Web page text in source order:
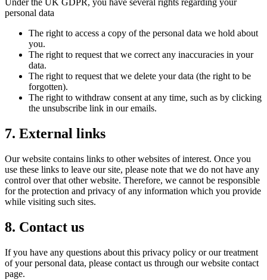
Under the UK GDPR, you have several rights regarding your
personal data​​​​‌ ‍ ​‍​‍‌‍ ‌ ​‍‌‍‍‌‌‍‌ ‌‍‍‌‌‍ ‍​‍​‍​ ‍‍​‍​‍‌ ​ ‌‍​‌‌‍ ‍‌‍‍‌‌ ‌​‌ ‍‌​‍ ‍‌‍‍‌‌‍ ​‍​‍​‍ ​​‍​‍‌‍‍​‌ ​‍‌‍‌‌‌‍‌‍​‍​‍​ ‍‍​‍​‍‌‍‍​‌ ‌​‌ ‌​‌ ​​​ ‍‍​‍ ​‍ ‌‍ ​‌‍ ‌‍​ ‌‍​‌‌‍ ​‌‍‍​‌‍ ‌ ​ ‌ ‌​​ ‍‍​ ​ ​ ​ ​ ​ ​ ​ ​‍ ‌‍‍‌‌‍ ‍‌ ‌​‌‍‌‌‌‍ ‍‌ ‌​​‍ ‌‍‌‌‌‍‌​‌‍‍‌‌ ‌​​‍ ‌‍ ‌‌‍ ‌‍‌​‌‍‌‌​ ‌‌ ​​‌ ​‍‌‍‌‌‌ ​ ‌‍‌‌‌‍ ‍‌ ‌​‌‍​‌‌ ‌​‌‍‍‌‌‍ ‌‍ ‍​ ‍ ‌‍‍‌‌‍‌​​ ‌​ ​‌‌‍‌​​ ​‌​ ​​‌‍​ ‌‍‌​​ ‍​​ ‌‍​‍ ‌‌‍​‌​ ‌‍​ ​ ​ ​‌​‍ ‌​ ‌​‌‍‌‍‌‍​‍​ ​‌​‍ ‌‌‍​‌​ ‌​‌‍‌‌‌‍‌​​‍ ‌​ ​‌​ ‌ ‌‍​‌​ ​‍‌‍​‌​ ​​​ ‌ ‌‍‌‍‌‍​‌​ ‌​​ ​​‌‍​‍​ ‍ ‌ ‌​‌ ‍‌‌ ​​‌‍‌‌​ ‌‌‍ ​‌‍‌‌‌‍‌ ‌‍​‌‌‍ ​‌‌​​‌‍​‌‌‍‌ ‌‍‌‌​ ‍ ‌ ​​‌‍​‌‌ ‌​‌‍‍​​ ‌‌‍​ ‌‍ ‌‍ ‍‌ ‌​‌‍‌‌‌‍ ‍‌ ‌​​‍‌‌​ ‌‌‌​​‍‌‌ ‌‍‍ ‌‍‌‌‌ ‍‌​‍‌‌​ ​ ‌​‌​​‍‌‌​ ​ ‌​‌​​‍‌‌​ ​‍​ ​‍​ ‌‍‌‍‌​​ ‍​​ ​‍​ ​​​ ‌‌​ ‍‌​ ‍​​ ​ ‌‍​‍‌‍‌‌​ ‌‍​‍‌‌​ ​‍​ ​‍​‍‌‌​ ‌‌‌​‌​​‍ ‍‌‍​ ‌‍‍​‌‍‍‌‌‍ ​‌‍‌​‌ ​‍‌‍‌‌‌‍ ‍​‍‌‌​ ‌‌‌​​‍‌‌ ‌‍‍ ‌‍‌‌‌ ‍‌​‍‌‌​ ​ ‌​‌​​‍‌‌​ ​ ‌​‌​​‍‌‌​ ​‍​ ​‍‌‍​‌‌‍​ ​ ‌ ​ ‍​​ ​‌​ ​‍​ ​‌​ ‍​‌‍‌​​ ‌ ​ ​​​ ​‍​‍‌‌​ ​‍​ ​‍​‍‌‌​ ‌‌‌​‌​​‍ ‍‌ ‌​‌‍‌‌‌ ‍​‌ ‌​​ ‌‍​‍‌‍​‌‌ ​ ‌‍‌‌‌‌‌‌‌ ​‍‌‍ ​​ ‌‌‍‍​‌ ‌​‌ ‌​‌ ​​​‍‌‌​ ​ ‌​​‌​‍‌‌​ ​‍‌​‌‍​‍‌‌​ ​‍‌​‌‍‌‍ ​‌‍ ‌‍​ ‌‍​‌‌‍ ​‌‍‍​‌‍ ‌ ​ ‌ ‌​​‍‌‌​ ​ ‌​​‌​ ​ ​ ​ ​ ​ ​ ​ ​‍‌‍‌‍‍‌‌‍‌​​ ‌​ ​‌‌‍‌​​ ​‌​ ​​‌‍​ ‌‍‌​​ ‍​​ ‌‍​‍ ‌‌‍​‌​ ‌‍​ ​ ​ ​‌​‍ ‌​ ‌​‌‍‌‍‌‍​‍​ ​‌​‍ ‌‌‍​‌​ ‌​‌‍‌‌‌‍‌​​‍ ‌​ ​‌​ ‌ ‌‍​‌​ ​‍‌‍​‌​ ​​​ ‌ ‌‍‌‍‌‍​‌​ ‌​​ ​​‌‍​‍​‍‌‍‌ ‌​‌ ‍‌‌ ​​‌‍‌‌​ ‌‌‍ ​‌‍‌‌‌‍‌ ‌‍​‌‌‍ ​‌‌​​‌‍​‌‌‍‌ ‌‍‌‌​‍‌‍‌ ​​‌‍​‌‌ ‌​‌‍‍​​ ‌‌‍​ ‌‍ ‌‍ ‍‌ ‌​‌‍‌‌‌‍ ‍‌ ‌​​‍‌‌​ ‌‌‌​​‍‌‌ ‌‍‍ ‌‍‌‌‌ ‍‌​‍‌‌​ ​ ‌​‌​​‍‌‌​ ​ ‌​‌​​‍‌‌​ ​‍​ ​‍​ ‌‍‌‍‌​​ ‍​​ ​‍​ ​​​ ‌‌​ ‍‌​ ‍​​ ​ ‌‍​‍‌‍‌‌​ ‌‍​‍‌‌​ ​‍​ ​‍​‍‌‌​ ‌‌‌​‌​​‍ ‍‌‍​ ‌‍‍​‌‍‍‌‌‍ ​‌‍‌​‌ ​‍‌‍‌‌‌‍ ‍​‍‌‌​ ‌‌‌​​‍‌‌ ‌‍‍ ‌‍‌‌‌ ‍‌​‍‌‌​ ​ ‌​‌​​‍‌‌​ ​ ‌​‌​​‍‌‌​ ​‍​ ​‍‌‍​‌‌‍​ ​ ‌ ​ ‍​​ ​‌​ ​‍​ ​‌​ ‍​‌‍‌​​ ‌ ​ ​​​ ​‍​‍‌‌​ ​‍​ ​‍​‍‌‌​ ‌‌‌​‌​​‍ ‍‌ ‌​‌‍‌‌‌ ‍​‌ ‌​​‍‌‍‌ ​​‌‍‌‌‌ ​‍‌ ​ ‌ ​​‌‍‌‌‌‍​ ‌ ‌​‌‍‍‌‌ ‌‍‌‍‌‌​ ‌‌ ​​‌ ‌‌‌‍​‍‌‍ ​‌‍‍‌‌ ​ ‌‍‍​‌‍‌‌‌‍‌​​‍​‍‌ ‌
The right to access a copy of the personal data we hold about
you.​​​​‌ ‍ ​‍​‍‌‍ ‌ ​‍‌‍‍‌‌‍‌ ‌‍‍‌‌‍ ‍​‍​‍​ ‍‍​‍​‍‌ ​ ‌‍​‌‌‍ ‍‌‍‍‌‌ ‌​‌ ‍‌​‍ ‍‌‍‍‌‌‍ ​‍​‍​‍ ​​‍​‍‌‍‍​‌ ​‍‌‍‌‌‌‍‌‍​‍​‍​ ‍‍​‍​‍‌‍‍​‌ ‌​‌ ‌​‌ ​​​ ‍‍​‍ ​‍ ‌‍ ​‌‍ ‌‍​ ‌‍​‌‌‍ ​‌‍‍​‌‍ ‌ ​ ‌ ‌​​ ‍‍​ ​ ​ ​ ​ ​ ​ ​ ​‍ ‌‍‍‌‌‍ ‍‌ ‌​‌‍‌‌‌‍ ‍‌ ‌​​‍ ‌‍‌‌‌‍‌​‌‍‍‌‌ ‌​​‍ ‌‍ ‌‌‍ ‌‍‌​‌‍‌‌​ ‌‌ ​​‌ ​‍‌‍‌‌‌ ​ ‌‍‌‌‌‍ ‍‌ ‌​‌‍​‌‌ ‌​‌‍‍‌‌‍ ‌‍ ‍​ ‍ ‌‍‍‌‌‍‌​​ ‌​ ​‌‌‍‌​​ ​‌​ ​​‌‍​ ‌‍‌​​ ‍​​ ‌‍​‍ ‌‌‍​‌​ ‌‍​ ​ ​ ​‌​‍ ‌​ ‌​‌‍‌‍‌‍​‍​ ​‌​‍ ‌‌‍​‌​ ‌​‌‍‌‌‌‍‌​​‍ ‌​ ​‌​ ‌ ‌‍​‌​ ​‍‌‍​‌​ ​​​ ‌ ‌‍‌‍‌‍​‌​ ‌​​ ​​‌‍​‍​ ‍ ‌ ‌​‌ ‍‌‌ ​​‌‍‌‌​ ‌‌‍ ​‌‍‌‌‌‍‌ ‌‍​‌‌‍ ​‌‌​​‌‍​‌‌‍‌ ‌‍‌‌​ ‍ ‌ ​​‌‍​‌‌ ‌​‌‍‍​​ ‌‌‍​ ‌‍ ‌‍ ‍‌ ‌​‌‍‌‌‌‍ ‍‌ ‌​​‍‌‌​ ‌‌‌​​‍‌‌ ‌‍‍ ‌‍‌‌‌ ‍‌​‍‌‌​ ​ ‌​‌​​‍‌‌​ ​ ‌​‌​​‍‌‌​ ​‍​ ​‍​ ​​‌‍‌​‌‍​‍‌‍​‌​ ‍‌‌‍​‌‌‍‌‍​ ​‌​ ​ ​ ‌​​ ​ ​ ‍‌​‍‌‌​ ​‍​ ​‍​‍‌‌​ ‌‌‌​‌​​‍ ‍‌‍​ ‌‍‍​‌‍‍‌‌‍ ​‌‍‌​‌ ​‍‌‍‌‌‌‍ ‍​‍‌‌​ ‌‌‌​​‍‌‌ ‌‍‍ ‌‍‌‌‌ ‍‌​‍‌‌​ ​ ‌​‌​​‍‌‌​ ​ ‌​‌​​‍‌‌​ ​‍​ ​‍‌‍​‌​ ‌​‌‍‌‍‌‍​‌​ ‍‌​ ‌‍​ ​​​ ​​‌‍‌‌​ ‌‌‌‍‌‍​ ‍‌​‍‌‌​ ​‍​ ​‍​‍‌‌​ ‌‌‌​‌​​‍ ‍‌ ‌​‌‍‌‌‌ ‍​‌ ‌​​ ‌‍​‍‌‍​‌‌ ​ ‌‍‌‌‌‌‌‌‌ ​‍‌‍ ​​ ‌‌‍‍​‌ ‌​‌ ‌​‌ ​​​‍‌‌​ ​ ‌​​‌​‍‌‌​ ​‍‌​‌‍​‍‌‌​ ​‍‌​‌‍‌‍ ​‌‍ ‌‍​ ‌‍​‌‌‍ ​‌‍‍​‌‍ ‌ ​ ‌ ‌​​‍‌‌​ ​ ‌​​‌​ ​ ​ ​ ​ ​ ​ ​ ​‍‌‍‌‍‍‌‌‍‌​​ ‌​ ​‌‌‍‌​​ ​‌​ ​​‌‍​ ‌‍‌​​ ‍​​ ‌‍​‍ ‌‌‍​‌​ ‌‍​ ​ ​ ​‌​‍ ‌​ ‌​‌‍‌‍‌‍​‍​ ​‌​‍ ‌‌‍​‌​ ‌​‌‍‌‌‌‍‌​​‍ ‌​ ​‌​ ‌ ‌‍​‌​ ​‍‌‍​‌​ ​​​ ‌ ‌‍‌‍‌‍​‌​ ‌​​ ​​‌‍​‍​‍‌‍‌ ‌​‌ ‍‌‌ ​​‌‍‌‌​ ‌‌‍ ​‌‍‌‌‌‍‌ ‌‍​‌‌‍ ​‌‌​​‌‍​‌‌‍‌ ‌‍‌‌​‍‌‍‌ ​​‌‍​‌‌ ‌​‌‍‍​​ ‌‌‍​ ‌‍ ‌‍ ‍‌ ‌​‌‍‌‌‌‍ ‍‌ ‌​​‍‌‌​ ‌‌‌​​‍‌‌ ‌‍‍ ‌‍‌‌‌ ‍‌​‍‌‌​ ​ ‌​‌​​‍‌‌​ ​ ‌​‌​​‍‌‌​ ​‍​ ​‍​ ​​‌‍‌​‌‍​‍‌‍​‌​ ‍‌‌‍​‌‌‍‌‍​ ​‌​ ​ ​ ‌​​ ​ ​ ‍‌​‍‌‌​ ​‍​ ​‍​‍‌‌​ ‌‌‌​‌​​‍ ‍‌‍​ ‌‍‍​‌‍‍‌‌‍ ​‌‍‌​‌ ​‍‌‍‌‌‌‍ ‍​‍‌‌​ ‌‌‌​​‍‌‌ ‌‍‍ ‌‍‌‌‌ ‍‌​‍‌‌​ ​ ‌​‌​​‍‌‌​ ​ ‌​‌​​‍‌‌​ ​‍​ ​‍‌‍​‌​ ‌​‌‍‌‍‌‍​‌​ ‍‌​ ‌‍​ ​​​ ​​‌‍‌‌​ ‌‌‌‍‌‍​ ‍‌​‍‌‌​ ​‍​ ​‍​‍‌‌​ ‌‌‌​‌​​‍ ‍‌ ‌​‌‍‌‌‌ ‍​‌ ‌​​‍‌‍‌ ​​‌‍‌‌‌ ​‍‌ ​ ‌ ​​‌‍‌‌‌‍​ ‌ ‌​‌‍‍‌‌ ‌‍‌‍‌‌​ ‌‌ ​​‌ ‌‌‌‍​‍‌‍ ​‌‍‍‌‌ ​ ‌‍‍​‌‍‌‌‌‍‌​​‍​‍‌ ‌
The right to request that we correct any inaccuracies in your
data.​​​​‌ ‍ ​‍​‍‌‍ ‌ ​‍‌‍‍‌‌‍‌ ‌‍‍‌‌‍ ‍​‍​‍​ ‍‍​‍​‍‌ ​ ‌‍​‌‌‍ ‍‌‍‍‌‌ ‌​‌ ‍‌​‍ ‍‌‍‍‌‌‍ ​‍​‍​‍ ​​‍​‍‌‍‍​‌ ​‍‌‍‌‌‌‍‌‍​‍​‍​ ‍‍​‍​‍‌‍‍​‌ ‌​‌ ‌​‌ ​​​ ‍‍​‍ ​‍ ‌‍ ​‌‍ ‌‍​ ‌‍​‌‌‍ ​‌‍‍​‌‍ ‌ ​ ‌ ‌​​ ‍‍​ ​ ​ ​ ​ ​ ​ ​ ​‍ ‌‍‍‌‌‍ ‍‌ ‌​‌‍‌‌‌‍ ‍‌ ‌​​‍ ‌‍‌‌‌‍‌​‌‍‍‌‌ ‌​​‍ ‌‍ ‌‌‍ ‌‍‌​‌‍‌‌​ ‌‌ ​​‌ ​‍‌‍‌‌‌ ​ ‌‍‌‌‌‍ ‍‌ ‌​‌‍​‌‌ ‌​‌‍‍‌‌‍ ‌‍ ‍​ ‍ ‌‍‍‌‌‍‌​​ ‌​ ​‌‌‍‌​​ ​‌​ ​​‌‍​ ‌‍‌​​ ‍​​ ‌‍​‍ ‌‌‍​‌​ ‌‍​ ​ ​ ​‌​‍ ‌​ ‌​‌‍‌‍‌‍​‍​ ​‌​‍ ‌‌‍​‌​ ‌​‌‍‌‌‌‍‌​​‍ ‌​ ​‌​ ‌ ‌‍​‌​ ​‍‌‍​‌​ ​​​ ‌ ‌‍‌‍‌‍​‌​ ‌​​ ​​‌‍​‍​ ‍ ‌ ‌​‌ ‍‌‌ ​​‌‍‌‌​ ‌‌‍ ​‌‍‌‌‌‍‌ ‌‍​‌‌‍ ​‌‌​​‌‍​‌‌‍‌ ‌‍‌‌​ ‍ ‌ ​​‌‍​‌‌ ‌​‌‍‍​​ ‌‌‍​ ‌‍ ‌‍ ‍‌ ‌​‌‍‌‌‌‍ ‍‌ ‌​​‍‌‌​ ‌‌‌​​‍‌‌ ‌‍‍ ‌‍‌‌‌ ‍‌​‍‌‌​ ​ ‌​‌​​‍‌‌​ ​ ‌​‌​​‍‌‌​ ​‍​ ​‍​ ​‌​ ‍​​ ​‍​ ​‍​ ​‌‌‍‌​‌‍​ ​ ‌‍​ ‍‌‌‍​‍​ ​ ​ ‌ ​‍‌‌​ ​‍​ ​‍​‍‌‌​ ‌‌‌​‌​​‍ ‍‌‍​ ‌‍‍​‌‍‍‌‌‍ ​‌‍‌​‌ ​‍‌‍‌‌‌‍ ‍​‍‌‌​ ‌‌‌​​‍‌‌ ‌‍‍ ‌‍‌‌‌ ‍‌​‍‌‌​ ​ ‌​‌​​‍‌‌​ ​ ‌​‌​​‍‌‌​ ​‍​ ​‍‌‍‌‌‌‍‌‌‌‍‌‌​ ​‍​ ‍‌​ ​ ​ ​​​ ‌​​ ‍‌‌‍​ ​ ​ ​ ​‍​‍‌‌​ ​‍​ ​‍​‍‌‌​ ‌‌‌​‌​​‍ ‍‌ ‌​‌‍‌‌‌ ‍​‌ ‌​​ ‌‍​‍‌‍​‌‌ ​ ‌‍‌‌‌‌‌‌‌ ​‍‌‍ ​​ ‌‌‍‍​‌ ‌​‌ ‌​‌ ​​​‍‌‌​ ​ ‌​​‌​‍‌‌​ ​‍‌​‌‍​‍‌‌​ ​‍‌​‌‍‌‍ ​‌‍ ‌‍​ ‌‍​‌‌‍ ​‌‍‍​‌‍ ‌ ​ ‌ ‌​​‍‌‌​ ​ ‌​​‌​ ​ ​ ​ ​ ​ ​ ​ ​‍‌‍‌‍‍‌‌‍‌​​ ‌​ ​‌‌‍‌​​ ​‌​ ​​‌‍​ ‌‍‌​​ ‍​​ ‌‍​‍ ‌‌‍​‌​ ‌‍​ ​ ​ ​‌​‍ ‌​ ‌​‌‍‌‍‌‍​‍​ ​‌​‍ ‌‌‍​‌​ ‌​‌‍‌‌‌‍‌​​‍ ‌​ ​‌​ ‌ ‌‍​‌​ ​‍‌‍​‌​ ​​​ ‌ ‌‍‌‍‌‍​‌​ ‌​​ ​​‌‍​‍​‍‌‍‌ ‌​‌ ‍‌‌ ​​‌‍‌‌​ ‌‌‍ ​‌‍‌‌‌‍‌ ‌‍​‌‌‍ ​‌‌​​‌‍​‌‌‍‌ ‌‍‌‌​‍‌‍‌ ​​‌‍​‌‌ ‌​‌‍‍​​ ‌‌‍​ ‌‍ ‌‍ ‍‌ ‌​‌‍‌‌‌‍ ‍‌ ‌​​‍‌‌​ ‌‌‌​​‍‌‌ ‌‍‍ ‌‍‌‌‌ ‍‌​‍‌‌​ ​ ‌​‌​​‍‌‌​ ​ ‌​‌​​‍‌‌​ ​‍​ ​‍​ ​‌​ ‍​​ ​‍​ ​‍​ ​‌‌‍‌​‌‍​ ​ ‌‍​ ‍‌‌‍​‍​ ​ ​ ‌ ​‍‌‌​ ​‍​ ​‍​‍‌‌​ ‌‌‌​‌​​‍ ‍‌‍​ ‌‍‍​‌‍‍‌‌‍ ​‌‍‌​‌ ​‍‌‍‌‌‌‍ ‍​‍‌‌​ ‌‌‌​​‍‌‌ ‌‍‍ ‌‍‌‌‌ ‍‌​‍‌‌​ ​ ‌​‌​​‍‌‌​ ​ ‌​‌​​‍‌‌​ ​‍​ ​‍‌‍‌‌‌‍‌‌‌‍‌‌​ ​‍​ ‍‌​ ​ ​ ​​​ ‌​​ ‍‌‌‍​ ​ ​ ​ ​‍​‍‌‌​ ​‍​ ​‍​‍‌‌​ ‌‌‌​‌​​‍ ‍‌ ‌​‌‍‌‌‌ ‍​‌ ‌​​‍‌‍‌ ​​‌‍‌‌‌ ​‍‌ ​ ‌ ​​‌‍‌‌‌‍​ ‌ ‌​‌‍‍‌‌ ‌‍‌‍‌‌​ ‌‌ ​​‌ ‌‌‌‍​‍‌‍ ​‌‍‍‌‌ ​ ‌‍‍​‌‍‌‌‌‍‌​​‍​‍‌ ‌
The right to request that we delete your data (the right to be
forgotten).​​​​‌ ‍ ​‍​‍‌‍ ‌ ​‍‌‍‍‌‌‍‌ ‌‍‍‌‌‍ ‍​‍​‍​ ‍‍​‍​‍‌ ​ ‌‍​‌‌‍ ‍‌‍‍‌‌ ‌​‌ ‍‌​‍ ‍‌‍‍‌‌‍ ​‍​‍​‍ ​​‍​‍‌‍‍​‌ ​‍‌‍‌‌‌‍‌‍​‍​‍​ ‍‍​‍​‍‌‍‍​‌ ‌​‌ ‌​‌ ​​​ ‍‍​‍ ​‍ ‌‍ ​‌‍ ‌‍​ ‌‍​‌‌‍ ​‌‍‍​‌‍ ‌ ​ ‌ ‌​​ ‍‍​ ​ ​ ​ ​ ​ ​ ​ ​‍ ‌‍‍‌‌‍ ‍‌ ‌​‌‍‌‌‌‍ ‍‌ ‌​​‍ ‌‍‌‌‌‍‌​‌‍‍‌‌ ‌​​‍ ‌‍ ‌‌‍ ‌‍‌​‌‍‌‌​ ‌‌ ​​‌ ​‍‌‍‌‌‌ ​ ‌‍‌‌‌‍ ‍‌ ‌​‌‍​‌‌ ‌​‌‍‍‌‌‍ ‌‍ ‍​ ‍ ‌‍‍‌‌‍‌​​ ‌​ ​‌‌‍‌​​ ​‌​ ​​‌‍​ ‌‍‌​​ ‍​​ ‌‍​‍ ‌‌‍​‌​ ‌‍​ ​ ​ ​‌​‍ ‌​ ‌​‌‍‌‍‌‍​‍​ ​‌​‍ ‌‌‍​‌​ ‌​‌‍‌‌‌‍‌​​‍ ‌​ ​‌​ ‌ ‌‍​‌​ ​‍‌‍​‌​ ​​​ ‌ ‌‍‌‍‌‍​‌​ ‌​​ ​​‌‍​‍​ ‍ ‌ ‌​‌ ‍‌‌ ​​‌‍‌‌​ ‌‌‍ ​‌‍‌‌‌‍‌ ‌‍​‌‌‍ ​‌‌​​‌‍​‌‌‍‌ ‌‍‌‌​ ‍ ‌ ​​‌‍​‌‌ ‌​‌‍‍​​ ‌‌‍​ ‌‍ ‌‍ ‍‌ ‌​‌‍‌‌‌‍ ‍‌ ‌​​‍‌‌​ ‌‌‌​​‍‌‌ ‌‍‍ ‌‍‌‌‌ ‍‌​‍‌‌​ ​ ‌​‌​​‍‌‌​ ​ ‌​‌​​‍‌‌​ ​‍​ ​‍​ ​​​ ​‌​ ‌‌‌‍‌‌​ ‍‌‌‍‌‍​ ​ ​ ‌‌​ ‌‍‌‍‌‍‌‍‌‍‌‍‌​​‍‌‌​ ​‍​ ​‍​‍‌‌​ ‌‌‌​‌​​‍ ‍‌‍​ ‌‍‍​‌‍‍‌‌‍ ​‌‍‌​‌ ​‍‌‍‌‌‌‍ ‍​‍‌‌​ ‌‌‌​​‍‌‌ ‌‍‍ ‌‍‌‌‌ ‍‌​‍‌‌​ ​ ‌​‌​​‍‌‌​ ​ ‌​‌​​‍‌‌​ ​‍​ ​‍​ ‌‌​ ‌‌‌‍​ ​ ​​​ ‍‌​ ​​​ ‍​‌‍‌‌‌‍‌‌‌‍‌​​ ‍​‌‍‌​​‍‌‌​ ​‍​ ​‍​‍‌‌​ ‌‌‌​‌​​‍ ‍‌ ‌​‌‍‌‌‌ ‍​‌ ‌​​ ‌‍​‍‌‍​‌‌ ​ ‌‍‌‌‌‌‌‌‌ ​‍‌‍ ​​ ‌‌‍‍​‌ ‌​‌ ‌​‌ ​​​‍‌‌​ ​ ‌​​‌​‍‌‌​ ​‍‌​‌‍​‍‌‌​ ​‍‌​‌‍‌‍ ​‌‍ ‌‍​ ‌‍​‌‌‍ ​‌‍‍​‌‍ ‌ ​ ‌ ‌​​‍‌‌​ ​ ‌​​‌​ ​ ​ ​ ​ ​ ​ ​ ​‍‌‍‌‍‍‌‌‍‌​​ ‌​ ​‌‌‍‌​​ ​‌​ ​​‌‍​ ‌‍‌​​ ‍​​ ‌‍​‍ ‌‌‍​‌​ ‌‍​ ​ ​ ​‌​‍ ‌​ ‌​‌‍‌‍‌‍​‍​ ​‌​‍ ‌‌‍​‌​ ‌​‌‍‌‌‌‍‌​​‍ ‌​ ​‌​ ‌ ‌‍​‌​ ​‍‌‍​‌​ ​​​ ‌ ‌‍‌‍‌‍​‌​ ‌​​ ​​‌‍​‍​‍‌‍‌ ‌​‌ ‍‌‌ ​​‌‍‌‌​ ‌‌‍ ​‌‍‌‌‌‍‌ ‌‍​‌‌‍ ​‌‌​​‌‍​‌‌‍‌ ‌‍‌‌​‍‌‍‌ ​​‌‍​‌‌ ‌​‌‍‍​​ ‌‌‍​ ‌‍ ‌‍ ‍‌ ‌​‌‍‌‌‌‍ ‍‌ ‌​​‍‌‌​ ‌‌‌​​‍‌‌ ‌‍‍ ‌‍‌‌‌ ‍‌​‍‌‌​ ​ ‌​‌​​‍‌‌​ ​ ‌​‌​​‍‌‌​ ​‍​ ​‍​ ​​​ ​‌​ ‌‌‌‍‌‌​ ‍‌‌‍‌‍​ ​ ​ ‌‌​ ‌‍‌‍‌‍‌‍‌‍‌‍‌​​‍‌‌​ ​‍​ ​‍​‍‌‌​ ‌‌‌​‌​​‍ ‍‌‍​ ‌‍‍​‌‍‍‌‌‍ ​‌‍‌​‌ ​‍‌‍‌‌‌‍ ‍​‍‌‌​ ‌‌‌​​‍‌‌ ‌‍‍ ‌‍‌‌‌ ‍‌​‍‌‌​ ​ ‌​‌​​‍‌‌​ ​ ‌​‌​​‍‌‌​ ​‍​ ​‍​ ‌‌​ ‌‌‌‍​ ​ ​​​ ‍‌​ ​​​ ‍​‌‍‌‌‌‍‌‌‌‍‌​​ ‍​‌‍‌​​‍‌‌​ ​‍​ ​‍​‍‌‌​ ‌‌‌​‌​​‍ ‍‌ ‌​‌‍‌‌‌ ‍​‌ ‌​​‍‌‍‌ ​​‌‍‌‌‌ ​‍‌ ​ ‌ ​​‌‍‌‌‌‍​ ‌ ‌​‌‍‍‌‌ ‌‍‌‍‌‌​ ‌‌ ​​‌ ‌‌‌‍​‍‌‍ ​‌‍‍‌‌ ​ ‌‍‍​‌‍‌‌‌‍‌​​‍​‍‌ ‌
The right to withdraw consent at any time, such as by clicking
the unsubscribe link in our emails.​​​​‌ ‍ ​‍​‍‌‍ ‌ ​‍‌‍‍‌‌‍‌ ‌‍‍‌‌‍ ‍​‍​‍​ ‍‍​‍​‍‌ ​ ‌‍​‌‌‍ ‍‌‍‍‌‌ ‌​‌ ‍‌​‍ ‍‌‍‍‌‌‍ ​‍​‍​‍ ​​‍​‍‌‍‍​‌ ​‍‌‍‌‌‌‍‌‍​‍​‍​ ‍‍​‍​‍‌‍‍​‌ ‌​‌ ‌​‌ ​​​ ‍‍​‍ ​‍ ‌‍ ​‌‍ ‌‍​ ‌‍​‌‌‍ ​‌‍‍​‌‍ ‌ ​ ‌ ‌​​ ‍‍​ ​ ​ ​ ​ ​ ​ ​ ​‍ ‌‍‍‌‌‍ ‍‌ ‌​‌‍‌‌‌‍ ‍‌ ‌​​‍ ‌‍‌‌‌‍‌​‌‍‍‌‌ ‌​​‍ ‌‍ ‌‌‍ ‌‍‌​‌‍‌‌​ ‌‌ ​​‌ ​‍‌‍‌‌‌ ​ ‌‍‌‌‌‍ ‍‌ ‌​‌‍​‌‌ ‌​‌‍‍‌‌‍ ‌‍ ‍​ ‍ ‌‍‍‌‌‍‌​​ ‌​ ​‌‌‍‌​​ ​‌​ ​​‌‍​ ‌‍‌​​ ‍​​ ‌‍​‍ ‌‌‍​‌​ ‌‍​ ​ ​ ​‌​‍ ‌​ ‌​‌‍‌‍‌‍​‍​ ​‌​‍ ‌‌‍​‌​ ‌​‌‍‌‌‌‍‌​​‍ ‌​ ​‌​ ‌ ‌‍​‌​ ​‍‌‍​‌​ ​​​ ‌ ‌‍‌‍‌‍​‌​ ‌​​ ​​‌‍​‍​ ‍ ‌ ‌​‌ ‍‌‌ ​​‌‍‌‌​ ‌‌‍ ​‌‍‌‌‌‍‌ ‌‍​‌‌‍ ​‌‌​​‌‍​‌‌‍‌ ‌‍‌‌​ ‍ ‌ ​​‌‍​‌‌ ‌​‌‍‍​​ ‌‌‍​ ‌‍ ‌‍ ‍‌ ‌​‌‍‌‌‌‍ ‍‌ ‌​​‍‌‌​ ‌‌‌​​‍‌‌ ‌‍‍ ‌‍‌‌‌ ‍‌​‍‌‌​ ​ ‌​‌​​‍‌‌​ ​ ‌​‌​​‍‌‌​ ​‍​ ​‍‌‍​‍​ ‍​​ ‌ ​ ‍​​ ​‌​ ‌‍​ ​‍‌‍‌‍​ ‌ ‌‍​‍‌‍‌​​ ‍‌​‍‌‌​ ​‍​ ​‍​‍‌‌​ ‌‌‌​‌​​‍ ‍‌‍​ ‌‍‍​‌‍‍‌‌‍ ​‌‍‌​‌ ​‍‌‍‌‌‌‍ ‍​‍‌‌​ ‌‌‌​​‍‌‌ ‌‍‍ ‌‍‌‌‌ ‍‌​‍‌‌​ ​ ‌​‌​​‍‌‌​ ​ ‌​‌​​‍‌‌​ ​‍​ ​‍​ ‍​​ ‌ ​ ​‌​ ‍​​ ‌ ​ ‍‌​ ​​​ ‍​​ ​‌​ ​‍​ ‌ ‌‍‌‌​‍‌‌​ ​‍​ ​‍​‍‌‌​ ‌‌‌​‌​​‍ ‍‌ ‌​‌‍‌‌‌ ‍​‌ ‌​​ ‌‍​‍‌‍​‌‌ ​ ‌‍‌‌‌‌‌‌‌ ​‍‌‍ ​​ ‌‌‍‍​‌ ‌​‌ ‌​‌ ​​​‍‌‌​ ​ ‌​​‌​‍‌‌​ ​‍‌​‌‍​‍‌‌​ ​‍‌​‌‍‌‍ ​‌‍ ‌‍​ ‌‍​‌‌‍ ​‌‍‍​‌‍ ‌ ​ ‌ ‌​​‍‌‌​ ​ ‌​​‌​ ​ ​ ​ ​ ​ ​ ​ ​‍‌‍‌‍‍‌‌‍‌​​ ‌​ ​‌‌‍‌​​ ​‌​ ​​‌‍​ ‌‍‌​​ ‍​​ ‌‍​‍ ‌‌‍​‌​ ‌‍​ ​ ​ ​‌​‍ ‌​ ‌​‌‍‌‍‌‍​‍​ ​‌​‍ ‌‌‍​‌​ ‌​‌‍‌‌‌‍‌​​‍ ‌​ ​‌​ ‌ ‌‍​‌​ ​‍‌‍​‌​ ​​​ ‌ ‌‍‌‍‌‍​‌​ ‌​​ ​​‌‍​‍​‍‌‍‌ ‌​‌ ‍‌‌ ​​‌‍‌‌​ ‌‌‍ ​‌‍‌‌‌‍‌ ‌‍​‌‌‍ ​‌‌​​‌‍​‌‌‍‌ ‌‍‌‌​‍‌‍‌ ​​‌‍​‌‌ ‌​‌‍‍​​ ‌‌‍​ ‌‍ ‌‍ ‍‌ ‌​‌‍‌‌‌‍ ‍‌ ‌​​‍‌‌​ ‌‌‌​​‍‌‌ ‌‍‍ ‌‍‌‌‌ ‍‌​‍‌‌​ ​ ‌​‌​​‍‌‌​ ​ ‌​‌​​‍‌‌​ ​‍​ ​‍‌‍​‍​ ‍​​ ‌ ​ ‍​​ ​‌​ ‌‍​ ​‍‌‍‌‍​ ‌ ‌‍​‍‌‍‌​​ ‍‌​‍‌‌​ ​‍​ ​‍​‍‌‌​ ‌‌‌​‌​​‍ ‍‌‍​ ‌‍‍​‌‍‍‌‌‍ ​‌‍‌​‌ ​‍‌‍‌‌‌‍ ‍​‍‌‌​ ‌‌‌​​‍‌‌ ‌‍‍ ‌‍‌‌‌ ‍‌​‍‌‌​ ​ ‌​‌​​‍‌‌​ ​ ‌​‌​​‍‌‌​ ​‍​ ​‍​ ‍​​ ‌ ​ ​‌​ ‍​​ ‌ ​ ‍‌​ ​​​ ‍​​ ​‌​ ​‍​ ‌ ‌‍‌‌​‍‌‌​ ​‍​ ​‍​‍‌‌​ ‌‌‌​‌​​‍ ‍‌ ‌​‌‍‌‌‌ ‍​‌ ‌​​‍‌‍‌ ​​‌‍‌‌‌ ​‍‌ ​ ‌ ​​‌‍‌‌‌‍​ ‌ ‌​‌‍‍‌‌ ‌‍‌‍‌‌​ ‌‌ ​​‌ ‌‌‌‍​‍‌‍ ​‌‍‍‌‌ ​ ‌‍‍​‌‍‌‌‌‍‌​​‍​‍‌ ‌
7. External links​​​​‌ ‍ ​‍​‍‌‍ ‌ ​‍‌‍‍‌‌‍‌ ‌‍‍‌‌‍ ‍​‍​‍​ ‍‍​‍​‍‌ ​ ‌‍​‌‌‍ ‍‌‍‍‌‌ ‌​‌ ‍‌​‍ ‍‌‍‍‌‌‍ ​‍​‍​‍ ​​‍​‍‌‍‍​‌ ​‍‌‍‌‌‌‍‌‍​‍​‍​ ‍‍​‍​‍‌‍‍​‌ ‌​‌ ‌​‌ ​​​ ‍‍​‍ ​‍ ‌‍ ​‌‍ ‌‍​ ‌‍​‌‌‍ ​‌‍‍​‌‍ ‌ ​ ‌ ‌​​ ‍‍​ ​ ​ ​ ​ ​ ​ ​ ​‍ ‌‍‍‌‌‍ ‍‌ ‌​‌‍‌‌‌‍ ‍‌ ‌​​‍ ‌‍‌‌‌‍‌​‌‍‍‌‌ ‌​​‍ ‌‍ ‌‌‍ ‌‍‌​‌‍‌‌​ ‌‌ ​​‌ ​‍‌‍‌‌‌ ​ ‌‍‌‌‌‍ ‍‌ ‌​‌‍​‌‌ ‌​‌‍‍‌‌‍ ‌‍ ‍​ ‍ ‌‍‍‌‌‍‌​​ ‌​ ​‌‌‍‌​​ ​‌​ ​​‌‍​ ‌‍‌​​ ‍​​ ‌‍​‍ ‌‌‍​‌​ ‌‍​ ​ ​ ​‌​‍ ‌​ ‌​‌‍‌‍‌‍​‍​ ​‌​‍ ‌‌‍​‌​ ‌​‌‍‌‌‌‍‌​​‍ ‌​ ​‌​ ‌ ‌‍​‌​ ​‍‌‍​‌​ ​​​ ‌ ‌‍‌‍‌‍​‌​ ‌​​ ​​‌‍​‍​ ‍ ‌ ‌​‌ ‍‌‌ ​​‌‍‌‌​ ‌‌‍ ​‌‍‌‌‌‍‌ ‌‍​‌‌‍ ​‌‌​​‌‍​‌‌‍‌ ‌‍‌‌​ ‍ ‌ ​​‌‍​‌‌ ‌​‌‍‍​​ ‌‌‍​ ‌‍ ‌‍ ‍‌ ‌​‌‍‌‌‌‍ ‍‌ ‌​​‍‌‌​ ‌‌‌​​‍‌‌ ‌‍‍ ‌‍‌‌‌ ‍‌​‍‌‌​ ​ ‌​‌​​‍‌‌​ ​ ‌​‌​​‍‌‌​ ​‍​ ​‍​ ​‌‌‍​ ‌‍‌‌‌‍‌‌‌‍‌​​ ‍​​ ‌​​ ‍‌​ ​‌​ ​‍​ ‌‍​ ​‍​‍‌‌​ ​‍​ ​‍​‍‌‌​ ‌‌‌​‌​​‍ ‍‌‍​ ‌‍‍​‌‍‍‌‌‍ ​‌‍‌​‌ ​‍‌‍‌‌‌‍ ‍​‍‌‌​ ‌‌‌​​‍‌‌ ‌‍‍ ‌‍‌‌‌ ‍‌​‍‌‌​ ​ ‌​‌​​‍‌‌​ ​ ‌​‌​​‍‌‌​ ​‍​ ​‍​ ‌‌‌‍​‍​ ‌​​ ‌‌‌‍​‍​ ‍‌​ ‌‌‌‍​‌​ ‌‍​ ‍​​ ‌ ‌‍‌​​‍‌‌​ ​‍​ ​‍​‍‌‌​ ‌‌‌​‌​​‍ ‍‌ ‌​‌‍‌‌‌ ‍​‌ ‌​​ ‌‍​‍‌‍​‌‌ ​ ‌‍‌‌‌‌‌‌‌ ​‍‌‍ ​​ ‌‌‍‍​‌ ‌​‌ ‌​‌ ​​​‍‌‌​ ​ ‌​​‌​‍‌‌​ ​‍‌​‌‍​‍‌‌​ ​‍‌​‌‍‌‍ ​‌‍ ‌‍​ ‌‍​‌‌‍ ​‌‍‍​‌‍ ‌ ​ ‌ ‌​​‍‌‌​ ​ ‌​​‌​ ​ ​ ​ ​ ​ ​ ​ ​‍‌‍‌‍‍‌‌‍‌​​ ‌​ ​‌‌‍‌​​ ​‌​ ​​‌‍​ ‌‍‌​​ ‍​​ ‌‍​‍ ‌‌‍​‌​ ‌‍​ ​ ​ ​‌​‍ ‌​ ‌​‌‍‌‍‌‍​‍​ ​‌​‍ ‌‌‍​‌​ ‌​‌‍‌‌‌‍‌​​‍ ‌​ ​‌​ ‌ ‌‍​‌​ ​‍‌‍​‌​ ​​​ ‌ ‌‍‌‍‌‍​‌​ ‌​​ ​​‌‍​‍​‍‌‍‌ ‌​‌ ‍‌‌ ​​‌‍‌‌​ ‌‌‍ ​‌‍‌‌‌‍‌ ‌‍​‌‌‍ ​‌‌​​‌‍​‌‌‍‌ ‌‍‌‌​‍‌‍‌ ​​‌‍​‌‌ ‌​‌‍‍​​ ‌‌‍​ ‌‍ ‌‍ ‍‌ ‌​‌‍‌‌‌‍ ‍‌ ‌​​‍‌‌​ ‌‌‌​​‍‌‌ ‌‍‍ ‌‍‌‌‌ ‍‌​‍‌‌​ ​ ‌​‌​​‍‌‌​ ​ ‌​‌​​‍‌‌​ ​‍​ ​‍​ ​‌‌‍​ ‌‍‌‌‌‍‌‌‌‍‌​​ ‍​​ ‌​​ ‍‌​ ​‌​ ​‍​ ‌‍​ ​‍​‍‌‌​ ​‍​ ​‍​‍‌‌​ ‌‌‌​‌​​‍ ‍‌‍​ ‌‍‍​‌‍‍‌‌‍ ​‌‍‌​‌ ​‍‌‍‌‌‌‍ ‍​‍‌‌​ ‌‌‌​​‍‌‌ ‌‍‍ ‌‍‌‌‌ ‍‌​‍‌‌​ ​ ‌​‌​​‍‌‌​ ​ ‌​‌​​‍‌‌​ ​‍​ ​‍​ ‌‌‌‍​‍​ ‌​​ ‌‌‌‍​‍​ ‍‌​ ‌‌‌‍​‌​ ‌‍​ ‍​​ ‌ ‌‍‌​​‍‌‌​ ​‍​ ​‍​‍‌‌​ ‌‌‌​‌​​‍ ‍‌ ‌​‌‍‌‌‌ ‍​‌ ‌​​‍‌‍‌ ​​‌‍‌‌‌ ​‍‌ ​ ‌ ​​‌‍‌‌‌‍​ ‌ ‌​‌‍‍‌‌ ‌‍‌‍‌‌​ ‌‌ ​​‌ ‌‌‌‍​‍‌‍ ​‌‍‍‌‌ ​ ‌‍‍​‌‍‌‌‌‍‌​​‍​‍‌ ‌
Our website contains links to other websites of interest. Once you
use these links to leave our site, please note that we do not have any
control over that other website. Therefore, we cannot be responsible
for the protection and privacy of any information which you provide
while visiting such sites.​​​​‌ ‍ ​‍​‍‌‍ ‌ ​‍‌‍‍‌‌‍‌ ‌‍‍‌‌‍ ‍​‍​‍​ ‍‍​‍​‍‌ ​ ‌‍​‌‌‍ ‍‌‍‍‌‌ ‌​‌ ‍‌​‍ ‍‌‍‍‌‌‍ ​‍​‍​‍ ​​‍​‍‌‍‍​‌ ​‍‌‍‌‌‌‍‌‍​‍​‍​ ‍‍​‍​‍‌‍‍​‌ ‌​‌ ‌​‌ ​​​ ‍‍​‍ ​‍ ‌‍ ​‌‍ ‌‍​ ‌‍​‌‌‍ ​‌‍‍​‌‍ ‌ ​ ‌ ‌​​ ‍‍​ ​ ​ ​ ​ ​ ​ ​ ​‍ ‌‍‍‌‌‍ ‍‌ ‌​‌‍‌‌‌‍ ‍‌ ‌​​‍ ‌‍‌‌‌‍‌​‌‍‍‌‌ ‌​​‍ ‌‍ ‌‌‍ ‌‍‌​‌‍‌‌​ ‌‌ ​​‌ ​‍‌‍‌‌‌ ​ ‌‍‌‌‌‍ ‍‌ ‌​‌‍​‌‌ ‌​‌‍‍‌‌‍ ‌‍ ‍​ ‍ ‌‍‍‌‌‍‌​​ ‌​ ​‌‌‍‌​​ ​‌​ ​​‌‍​ ‌‍‌​​ ‍​​ ‌‍​‍ ‌‌‍​‌​ ‌‍​ ​ ​ ​‌​‍ ‌​ ‌​‌‍‌‍‌‍​‍​ ​‌​‍ ‌‌‍​‌​ ‌​‌‍‌‌‌‍‌​​‍ ‌​ ​‌​ ‌ ‌‍​‌​ ​‍‌‍​‌​ ​​​ ‌ ‌‍‌‍‌‍​‌​ ‌​​ ​​‌‍​‍​ ‍ ‌ ‌​‌ ‍‌‌ ​​‌‍‌‌​ ‌‌‍ ​‌‍‌‌‌‍‌ ‌‍​‌‌‍ ​‌‌​​‌‍​‌‌‍‌ ‌‍‌‌​ ‍ ‌ ​​‌‍​‌‌ ‌​‌‍‍​​ ‌‌‍​ ‌‍ ‌‍ ‍‌ ‌​‌‍‌‌‌‍ ‍‌ ‌​​‍‌‌​ ‌‌‌​​‍‌‌ ‌‍‍ ‌‍‌‌‌ ‍‌​‍‌‌​ ​ ‌​‌​​‍‌‌​ ​ ‌​‌​​‍‌‌​ ​‍​ ​‍‌‍​‍​ ​ ​ ‍‌‌‍‌‌​ ‍‌‌‍‌‍‌‍‌​​ ​​‌‍​ ​ ‌​‌‍‌‍​ ‍​​‍‌‌​ ​‍​ ​‍​‍‌‌​ ‌‌‌​‌​​‍ ‍‌‍​ ‌‍‍​‌‍‍‌‌‍ ​‌‍‌​‌ ​‍‌‍‌‌‌‍ ‍​‍‌‌​ ‌‌‌​​‍‌‌ ‌‍‍ ‌‍‌‌‌ ‍‌​‍‌‌​ ​ ‌​‌​​‍‌‌​ ​ ‌​‌​​‍‌‌​ ​‍​ ​‍​ ‌‍‌‍‌‌‌‍​‍‌‍​‍​ ​​‌‍‌‍‌‍​‍​ ​ ​ ‌‌​ ​‍‌‍‌‍​ ​‌​‍‌‌​ ​‍​ ​‍​‍‌‌​ ‌‌‌​‌​​‍ ‍‌ ‌​‌‍‌‌‌ ‍​‌ ‌​​ ‌‍​‍‌‍​‌‌ ​ ‌‍‌‌‌‌‌‌‌ ​‍‌‍ ​​ ‌‌‍‍​‌ ‌​‌ ‌​‌ ​​​‍‌‌​ ​ ‌​​‌​‍‌‌​ ​‍‌​‌‍​‍‌‌​ ​‍‌​‌‍‌‍ ​‌‍ ‌‍​ ‌‍​‌‌‍ ​‌‍‍​‌‍ ‌ ​ ‌ ‌​​‍‌‌​ ​ ‌​​‌​ ​ ​ ​ ​ ​ ​ ​ ​‍‌‍‌‍‍‌‌‍‌​​ ‌​ ​‌‌‍‌​​ ​‌​ ​​‌‍​ ‌‍‌​​ ‍​​ ‌‍​‍ ‌‌‍​‌​ ‌‍​ ​ ​ ​‌​‍ ‌​ ‌​‌‍‌‍‌‍​‍​ ​‌​‍ ‌‌‍​‌​ ‌​‌‍‌‌‌‍‌​​‍ ‌​ ​‌​ ‌ ‌‍​‌​ ​‍‌‍​‌​ ​​​ ‌ ‌‍‌‍‌‍​‌​ ‌​​ ​​‌‍​‍​‍‌‍‌ ‌​‌ ‍‌‌ ​​‌‍‌‌​ ‌‌‍ ​‌‍‌‌‌‍‌ ‌‍​‌‌‍ ​‌‌​​‌‍​‌‌‍‌ ‌‍‌‌​‍‌‍‌ ​​‌‍​‌‌ ‌​‌‍‍​​ ‌‌‍​ ‌‍ ‌‍ ‍‌ ‌​‌‍‌‌‌‍ ‍‌ ‌​​‍‌‌​ ‌‌‌​​‍‌‌ ‌‍‍ ‌‍‌‌‌ ‍‌​‍‌‌​ ​ ‌​‌​​‍‌‌​ ​ ‌​‌​​‍‌‌​ ​‍​ ​‍‌‍​‍​ ​ ​ ‍‌‌‍‌‌​ ‍‌‌‍‌‍‌‍‌​​ ​​‌‍​ ​ ‌​‌‍‌‍​ ‍​​‍‌‌​ ​‍​ ​‍​‍‌‌​ ‌‌‌​‌​​‍ ‍‌‍​ ‌‍‍​‌‍‍‌‌‍ ​‌‍‌​‌ ​‍‌‍‌‌‌‍ ‍​‍‌‌​ ‌‌‌​​‍‌‌ ‌‍‍ ‌‍‌‌‌ ‍‌​‍‌‌​ ​ ‌​‌​​‍‌‌​ ​ ‌​‌​​‍‌‌​ ​‍​ ​‍​ ‌‍‌‍‌‌‌‍​‍‌‍​‍​ ​​‌‍‌‍‌‍​‍​ ​ ​ ‌‌​ ​‍‌‍‌‍​ ​‌​‍‌‌​ ​‍​ ​‍​‍‌‌​ ‌‌‌​‌​​‍ ‍‌ ‌​‌‍‌‌‌ ‍​‌ ‌​​‍‌‍‌ ​​‌‍‌‌‌ ​‍‌ ​ ‌ ​​‌‍‌‌‌‍​ ‌ ‌​‌‍‍‌‌ ‌‍‌‍‌‌​ ‌‌ ​​‌ ‌‌‌‍​‍‌‍ ​‌‍‍‌‌ ​ ‌‍‍​‌‍‌‌‌‍‌​​‍​‍‌ ‌
8. Contact us​​​​‌ ‍ ​‍​‍‌‍ ‌ ​‍‌‍‍‌‌‍‌ ‌‍‍‌‌‍ ‍​‍​‍​ ‍‍​‍​‍‌ ​ ‌‍​‌‌‍ ‍‌‍‍‌‌ ‌​‌ ‍‌​‍ ‍‌‍‍‌‌‍ ​‍​‍​‍ ​​‍​‍‌‍‍​‌ ​‍‌‍‌‌‌‍‌‍​‍​‍​ ‍‍​‍​‍‌‍‍​‌ ‌​‌ ‌​‌ ​​​ ‍‍​‍ ​‍ ‌‍ ​‌‍ ‌‍​ ‌‍​‌‌‍ ​‌‍‍​‌‍ ‌ ​ ‌ ‌​​ ‍‍​ ​ ​ ​ ​ ​ ​ ​ ​‍ ‌‍‍‌‌‍ ‍‌ ‌​‌‍‌‌‌‍ ‍‌ ‌​​‍ ‌‍‌‌‌‍‌​‌‍‍‌‌ ‌​​‍ ‌‍ ‌‌‍ ‌‍‌​‌‍‌‌​ ‌‌ ​​‌ ​‍‌‍‌‌‌ ​ ‌‍‌‌‌‍ ‍‌ ‌​‌‍​‌‌ ‌​‌‍‍‌‌‍ ‌‍ ‍​ ‍ ‌‍‍‌‌‍‌​​ ‌​ ​‌‌‍‌​​ ​‌​ ​​‌‍​ ‌‍‌​​ ‍​​ ‌‍​‍ ‌‌‍​‌​ ‌‍​ ​ ​ ​‌​‍ ‌​ ‌​‌‍‌‍‌‍​‍​ ​‌​‍ ‌‌‍​‌​ ‌​‌‍‌‌‌‍‌​​‍ ‌​ ​‌​ ‌ ‌‍​‌​ ​‍‌‍​‌​ ​​​ ‌ ‌‍‌‍‌‍​‌​ ‌​​ ​​‌‍​‍​ ‍ ‌ ‌​‌ ‍‌‌ ​​‌‍‌‌​ ‌‌‍ ​‌‍‌‌‌‍‌ ‌‍​‌‌‍ ​‌‌​​‌‍​‌‌‍‌ ‌‍‌‌​ ‍ ‌ ​​‌‍​‌‌ ‌​‌‍‍​​ ‌‌‍​ ‌‍ ‌‍ ‍‌ ‌​‌‍‌‌‌‍ ‍‌ ‌​​‍‌‌​ ‌‌‌​​‍‌‌ ‌‍‍ ‌‍‌‌‌ ‍‌​‍‌‌​ ​ ‌​‌​​‍‌‌​ ​ ‌​‌​​‍‌‌​ ​‍​ ​‍​ ​​​ ​ ‌‍​‍​ ‍‌‌‍​‍​ ​ ​ ​‍​ ‌​‌‍​‌‌‍‌​‌‍‌​‌‍‌‌​‍‌‌​ ​‍​ ​‍​‍‌‌​ ‌‌‌​‌​​‍ ‍‌‍​ ‌‍‍​‌‍‍‌‌‍ ​‌‍‌​‌ ​‍‌‍‌‌‌‍ ‍​‍‌‌​ ‌‌‌​​‍‌‌ ‌‍‍ ‌‍‌‌‌ ‍‌​‍‌‌​ ​ ‌​‌​​‍‌‌​ ​ ‌​‌​​‍‌‌​ ​‍​ ​‍​ ‌‍​ ‌‍​ ‍​​ ‌ ​ ‌‌​ ‌‍‌‍‌​​ ‍​​ ​​​ ‍​​ ​​​ ​‌​‍‌‌​ ​‍​ ​‍​‍‌‌​ ‌‌‌​‌​​‍ ‍‌ ‌​‌‍‌‌‌ ‍​‌ ‌​​ ‌‍​‍‌‍​‌‌ ​ ‌‍‌‌‌‌‌‌‌ ​‍‌‍ ​​ ‌‌‍‍​‌ ‌​‌ ‌​‌ ​​​‍‌‌​ ​ ‌​​‌​‍‌‌​ ​‍‌​‌‍​‍‌‌​ ​‍‌​‌‍‌‍ ​‌‍ ‌‍​ ‌‍​‌‌‍ ​‌‍‍​‌‍ ‌ ​ ‌ ‌​​‍‌‌​ ​ ‌​​‌​ ​ ​ ​ ​ ​ ​ ​ ​‍‌‍‌‍‍‌‌‍‌​​ ‌​ ​‌‌‍‌​​ ​‌​ ​​‌‍​ ‌‍‌​​ ‍​​ ‌‍​‍ ‌‌‍​‌​ ‌‍​ ​ ​ ​‌​‍ ‌​ ‌​‌‍‌‍‌‍​‍​ ​‌​‍ ‌‌‍​‌​ ‌​‌‍‌‌‌‍‌​​‍ ‌​ ​‌​ ‌ ‌‍​‌​ ​‍‌‍​‌​ ​​​ ‌ ‌‍‌‍‌‍​‌​ ‌​​ ​​‌‍​‍​‍‌‍‌ ‌​‌ ‍‌‌ ​​‌‍‌‌​ ‌‌‍ ​‌‍‌‌‌‍‌ ‌‍​‌‌‍ ​‌‌​​‌‍​‌‌‍‌ ‌‍‌‌​‍‌‍‌ ​​‌‍​‌‌ ‌​‌‍‍​​ ‌‌‍​ ‌‍ ‌‍ ‍‌ ‌​‌‍‌‌‌‍ ‍‌ ‌​​‍‌‌​ ‌‌‌​​‍‌‌ ‌‍‍ ‌‍‌‌‌ ‍‌​‍‌‌​ ​ ‌​‌​​‍‌‌​ ​ ‌​‌​​‍‌‌​ ​‍​ ​‍​ ​​​ ​ ‌‍​‍​ ‍‌‌‍​‍​ ​ ​ ​‍​ ‌​‌‍​‌‌‍‌​‌‍‌​‌‍‌‌​‍‌‌​ ​‍​ ​‍​‍‌‌​ ‌‌‌​‌​​‍ ‍‌‍​ ‌‍‍​‌‍‍‌‌‍ ​‌‍‌​‌ ​‍‌‍‌‌‌‍ ‍​‍‌‌​ ‌‌‌​​‍‌‌ ‌‍‍ ‌‍‌‌‌ ‍‌​‍‌‌​ ​ ‌​‌​​‍‌‌​ ​ ‌​‌​​‍‌‌​ ​‍​ ​‍​ ‌‍​ ‌‍​ ‍​​ ‌ ​ ‌‌​ ‌‍‌‍‌​​ ‍​​ ​​​ ‍​​ ​​​ ​‌​‍‌‌​ ​‍​ ​‍​‍‌‌​ ‌‌‌​‌​​‍ ‍‌ ‌​‌‍‌‌‌ ‍​‌ ‌​​‍‌‍‌ ​​‌‍‌‌‌ ​‍‌ ​ ‌ ​​‌‍‌‌‌‍​ ‌ ‌​‌‍‍‌‌ ‌‍‌‍‌‌​ ‌‌ ​​‌ ‌‌‌‍​‍‌‍ ​‌‍‍‌‌ ​ ‌‍‍​‌‍‌‌‌‍‌​​‍​‍‌ ‌
If you have any questions about this privacy policy or our treatment
of your personal data, please contact us through our website ​​​​‌ ‍ ​‍​‍‌‍ ‌ ​‍‌‍‍‌‌‍‌ ‌‍‍‌‌‍ ‍​‍​‍​ ‍‍​‍​‍‌ ​ ‌‍​‌‌‍ ‍‌‍‍‌‌ ‌​‌ ‍‌​‍ ‍‌‍‍‌‌‍ ​‍​‍​‍ ​​‍​‍‌‍‍​‌ ​‍‌‍‌‌‌‍‌‍​‍​‍​ ‍‍​‍​‍‌‍‍​‌ ‌​‌ ‌​‌ ​​​ ‍‍​‍ ​‍ ‌‍ ​‌‍ ‌‍​ ‌‍​‌‌‍ ​‌‍‍​‌‍ ‌ ​ ‌ ‌​​ ‍‍​ ​ ​ ​ ​ ​ ​ ​ ​‍ ‌‍‍‌‌‍ ‍‌ ‌​‌‍‌‌‌‍ ‍‌ ‌​​‍ ‌‍‌‌‌‍‌​‌‍‍‌‌ ‌​​‍ ‌‍ ‌‌‍ ‌‍‌​‌‍‌‌​ ‌‌ ​​‌ ​‍‌‍‌‌‌ ​ ‌‍‌‌‌‍ ‍‌ ‌​‌‍​‌‌ ‌​‌‍‍‌‌‍ ‌‍ ‍​ ‍ ‌‍‍‌‌‍‌​​ ‌​ ​‌‌‍‌​​ ​‌​ ​​‌‍​ ‌‍‌​​ ‍​​ ‌‍​‍ ‌‌‍​‌​ ‌‍​ ​ ​ ​‌​‍ ‌​ ‌​‌‍‌‍‌‍​‍​ ​‌​‍ ‌‌‍​‌​ ‌​‌‍‌‌‌‍‌​​‍ ‌​ ​‌​ ‌ ‌‍​‌​ ​‍‌‍​‌​ ​​​ ‌ ‌‍‌‍‌‍​‌​ ‌​​ ​​‌‍​‍​ ‍ ‌ ‌​‌ ‍‌‌ ​​‌‍‌‌​ ‌‌‍ ​‌‍‌‌‌‍‌ ‌‍​‌‌‍ ​‌‌​​‌‍​‌‌‍‌ ‌‍‌‌​ ‍ ‌ ​​‌‍​‌‌ ‌​‌‍‍​​ ‌‌‍​ ‌‍ ‌‍ ‍‌ ‌​‌‍‌‌‌‍ ‍‌ ‌​​‍‌‌​ ‌‌‌​​‍‌‌ ‌‍‍ ‌‍‌‌‌ ‍‌​‍‌‌​ ​ ‌​‌​​‍‌‌​ ​ ‌​‌​​‍‌‌​ ​‍​ ​‍​ ​‍‌‍‌​​ ‍​​ ​‍​ ​‍‌‍​ ​ ‌‍​ ‌ ‌‍‌‌‌‍‌‌​ ‍​​ ‌ ​‍‌‌​ ​‍​ ​‍​‍‌‌​ ‌‌‌​‌​​‍ ‍‌‍​ ‌‍‍​‌‍‍‌‌‍ ​‌‍‌​‌ ​‍‌‍‌‌‌‍ ‍​‍‌‌​ ‌‌‌​​‍‌‌ ‌‍‍ ‌‍‌‌‌ ‍‌​‍‌‌​ ​ ‌​‌​​‍‌‌​ ​ ‌​‌​​‍‌‌​ ​‍​ ​‍‌‍​‍‌‍‌‍‌‍‌​‌‍‌‌​ ‍‌​ ​ ‌‍​‌​ ‌‌​ ‌‌​ ​‍‌‍‌​‌‍​‍​‍‌‌​ ​‍​ ​‍​‍‌‌​ ‌‌‌​‌​​‍ ‍‌ ‌​‌‍‌‌‌ ‍​‌ ‌​​ ‌‍​‍‌‍​‌‌ ​ ‌‍‌‌‌‌‌‌‌ ​‍‌‍ ​​ ‌‌‍‍​‌ ‌​‌ ‌​‌ ​​​‍‌‌​ ​ ‌​​‌​‍‌‌​ ​‍‌​‌‍​‍‌‌​ ​‍‌​‌‍‌‍ ​‌‍ ‌‍​ ‌‍​‌‌‍ ​‌‍‍​‌‍ ‌ ​ ‌ ‌​​‍‌‌​ ​ ‌​​‌​ ​ ​ ​ ​ ​ ​ ​ ​‍‌‍‌‍‍‌‌‍‌​​ ‌​ ​‌‌‍‌​​ ​‌​ ​​‌‍​ ‌‍‌​​ ‍​​ ‌‍​‍ ‌‌‍​‌​ ‌‍​ ​ ​ ​‌​‍ ‌​ ‌​‌‍‌‍‌‍​‍​ ​‌​‍ ‌‌‍​‌​ ‌​‌‍‌‌‌‍‌​​‍ ‌​ ​‌​ ‌ ‌‍​‌​ ​‍‌‍​‌​ ​​​ ‌ ‌‍‌‍‌‍​‌​ ‌​​ ​​‌‍​‍​‍‌‍‌ ‌​‌ ‍‌‌ ​​‌‍‌‌​ ‌‌‍ ​‌‍‌‌‌‍‌ ‌‍​‌‌‍ ​‌‌​​‌‍​‌‌‍‌ ‌‍‌‌​‍‌‍‌ ​​‌‍​‌‌ ‌​‌‍‍​​ ‌‌‍​ ‌‍ ‌‍ ‍‌ ‌​‌‍‌‌‌‍ ‍‌ ‌​​‍‌‌​ ‌‌‌​​‍‌‌ ‌‍‍ ‌‍‌‌‌ ‍‌​‍‌‌​ ​ ‌​‌​​‍‌‌​ ​ ‌​‌​​‍‌‌​ ​‍​ ​‍​ ​‍‌‍‌​​ ‍​​ ​‍​ ​‍‌‍​ ​ ‌‍​ ‌ ‌‍‌‌‌‍‌‌​ ‍​​ ‌ ​‍‌‌​ ​‍​ ​‍​‍‌‌​ ‌‌‌​‌​​‍ ‍‌‍​ ‌‍‍​‌‍‍‌‌‍ ​‌‍‌​‌ ​‍‌‍‌‌‌‍ ‍​‍‌‌​ ‌‌‌​​‍‌‌ ‌‍‍ ‌‍‌‌‌ ‍‌​‍‌‌​ ​ ‌​‌​​‍‌‌​ ​ ‌​‌​​‍‌‌​ ​‍​ ​‍‌‍​‍‌‍‌‍‌‍‌​‌‍‌‌​ ‍‌​ ​ ‌‍​‌​ ‌‌​ ‌‌​ ​‍‌‍‌​‌‍​‍​‍‌‌​ ​‍​ ​‍​‍‌‌​ ‌‌‌​‌​​‍ ‍‌ ‌​‌‍‌‌‌ ‍​‌ ‌​​‍‌‍‌ ​​‌‍‌‌‌ ​‍‌ ​ ‌ ​​‌‍‌‌‌‍​ ‌ ‌​‌‍‍‌‌ ‌‍‌‍‌‌​ ‌‌ ​​‌ ‌‌‌‍​‍‌‍ ​‌‍‍‌‌ ​ ‌‍‍​‌‍‌‌‌‍‌​​‍​‍‌ ‌ contact​​​​‌ ‍ ​‍​‍‌‍ ‌ ​‍‌‍‍‌‌‍‌ ‌‍‍‌‌‍ ‍​‍​‍​ ‍‍​‍​‍‌ ​ ‌‍​‌‌‍ ‍‌‍‍‌‌ ‌​‌ ‍‌​‍ ‍‌‍‍‌‌‍ ​‍​‍​‍ ​​‍​‍‌‍‍​‌ ​‍‌‍‌‌‌‍‌‍​‍​‍​ ‍‍​‍​‍‌‍‍​‌ ‌​‌ ‌​‌ ​​​ ‍‍​‍ ​‍ ‌‍ ​‌‍ ‌‍​ ‌‍​‌‌‍ ​‌‍‍​‌‍ ‌ ​ ‌ ‌​​ ‍‍​ ​ ​ ​ ​ ​ ​ ​ ​‍ ‌‍‍‌‌‍ ‍‌ ‌​‌‍‌‌‌‍ ‍‌ ‌​​‍ ‌‍‌‌‌‍‌​‌‍‍‌‌ ‌​​‍ ‌‍ ‌‌‍ ‌‍‌​‌‍‌‌​ ‌‌ ​​‌ ​‍‌‍‌‌‌ ​ ‌‍‌‌‌‍ ‍‌ ‌​‌‍​‌‌ ‌​‌‍‍‌‌‍ ‌‍ ‍​ ‍ ‌‍‍‌‌‍‌​​ ‌​ ​‌‌‍‌​​ ​‌​ ​​‌‍​ ‌‍‌​​ ‍​​ ‌‍​‍ ‌‌‍​‌​ ‌‍​ ​ ​ ​‌​‍ ‌​ ‌​‌‍‌‍‌‍​‍​ ​‌​‍ ‌‌‍​‌​ ‌​‌‍‌‌‌‍‌​​‍ ‌​ ​‌​ ‌ ‌‍​‌​ ​‍‌‍​‌​ ​​​ ‌ ‌‍‌‍‌‍​‌​ ‌​​ ​​‌‍​‍​ ‍ ‌ ‌​‌ ‍‌‌ ​​‌‍‌‌​ ‌‌‍ ​‌‍‌‌‌‍‌ ‌‍​‌‌‍ ​‌‌​​‌‍​‌‌‍‌ ‌‍‌‌​ ‍ ‌ ​​‌‍​‌‌ ‌​‌‍‍​​ ‌‌‍​ ‌‍ ‌‍ ‍‌ ‌​‌‍‌‌‌‍ ‍‌ ‌​​‍‌‌​ ‌‌‌​​‍‌‌ ‌‍‍ ‌‍‌‌‌ ‍‌​‍‌‌​ ​ ‌​‌​​‍‌‌​ ​ ‌​‌​​‍‌‌​ ​‍​ ​‍​ ​‍‌‍‌​​ ‍​​ ​‍​ ​‍‌‍​ ​ ‌‍​ ‌ ‌‍‌‌‌‍‌‌​ ‍​​ ‌ ​‍‌‌​ ​‍​ ​‍​‍‌‌​ ‌‌‌​‌​​‍ ‍‌‍​ ‌‍‍​‌‍‍‌‌‍ ​‌‍‌​‌ ​‍‌‍‌‌‌‍ ‍​‍‌‌​ ‌‌‌​​‍‌‌ ‌‍‍ ‌‍‌‌‌ ‍‌​‍‌‌​ ​ ‌​‌​​‍‌‌​ ​ ‌​‌​​‍‌‌​ ​‍​ ​‍‌‍‌​‌‍‌‌​ ​‌​ ‌​​ ​‍​ ‌ ‌‍​‌​ ‍​​ ​ ​ ‍‌‌‍‌‍​ ​‍​‍‌‌​ ​‍​ ​‍​‍‌‌​ ‌‌‌​‌​​‍ ‍‌ ‌​‌‍‌‌‌ ‍​‌ ‌​​ ‌‍​‍‌‍​‌‌ ​ ‌‍‌‌‌‌‌‌‌ ​‍‌‍ ​​ ‌‌‍‍​‌ ‌​‌ ‌​‌ ​​​‍‌‌​ ​ ‌​​‌​‍‌‌​ ​‍‌​‌‍​‍‌‌​ ​‍‌​‌‍‌‍ ​‌‍ ‌‍​ ‌‍​‌‌‍ ​‌‍‍​‌‍ ‌ ​ ‌ ‌​​‍‌‌​ ​ ‌​​‌​ ​ ​ ​ ​ ​ ​ ​ ​‍‌‍‌‍‍‌‌‍‌​​ ‌​ ​‌‌‍‌​​ ​‌​ ​​‌‍​ ‌‍‌​​ ‍​​ ‌‍​‍ ‌‌‍​‌​ ‌‍​ ​ ​ ​‌​‍ ‌​ ‌​‌‍‌‍‌‍​‍​ ​‌​‍ ‌‌‍​‌​ ‌​‌‍‌‌‌‍‌​​‍ ‌​ ​‌​ ‌ ‌‍​‌​ ​‍‌‍​‌​ ​​​ ‌ ‌‍‌‍‌‍​‌​ ‌​​ ​​‌‍​‍​‍‌‍‌ ‌​‌ ‍‌‌ ​​‌‍‌‌​ ‌‌‍ ​‌‍‌‌‌‍‌ ‌‍​‌‌‍ ​‌‌​​‌‍​‌‌‍‌ ‌‍‌‌​‍‌‍‌ ​​‌‍​‌‌ ‌​‌‍‍​​ ‌‌‍​ ‌‍ ‌‍ ‍‌ ‌​‌‍‌‌‌‍ ‍‌ ‌​​‍‌‌​ ‌‌‌​​‍‌‌ ‌‍‍ ‌‍‌‌‌ ‍‌​‍‌‌​ ​ ‌​‌​​‍‌‌​ ​ ‌​‌​​‍‌‌​ ​‍​ ​‍​ ​‍‌‍‌​​ ‍​​ ​‍​ ​‍‌‍​ ​ ‌‍​ ‌ ‌‍‌‌‌‍‌‌​ ‍​​ ‌ ​‍‌‌​ ​‍​ ​‍​‍‌‌​ ‌‌‌​‌​​‍ ‍‌‍​ ‌‍‍​‌‍‍‌‌‍ ​‌‍‌​‌ ​‍‌‍‌‌‌‍ ‍​‍‌‌​ ‌‌‌​​‍‌‌ ‌‍‍ ‌‍‌‌‌ ‍‌​‍‌‌​ ​ ‌​‌​​‍‌‌​ ​ ‌​‌​​‍‌‌​ ​‍​ ​‍‌‍‌​‌‍‌‌​ ​‌​ ‌​​ ​‍​ ‌ ‌‍​‌​ ‍​​ ​ ​ ‍‌‌‍‌‍​ ​‍​‍‌‌​ ​‍​ ​‍​‍‌‌​ ‌‌‌​‌​​‍ ‍‌ ‌​‌‍‌‌‌ ‍​‌ ‌​​‍‌‍‌ ​​‌‍‌‌‌ ​‍‌ ​ ‌ ​​‌‍‌‌‌‍​ ‌ ‌​‌‍‍‌‌ ‌‍‌‍‌‌​ ‌‌ ​​‌ ‌‌‌‍​‍‌‍ ​‌‍‍‌‌ ​ ‌‍‍​‌‍‌‌‌‍‌​​‍​‍‌ ‌
page.​​​​‌ ‍ ​‍​‍‌‍ ‌ ​‍‌‍‍‌‌‍‌ ‌‍‍‌‌‍ ‍​‍​‍​ ‍‍​‍​‍‌ ​ ‌‍​‌‌‍ ‍‌‍‍‌‌ ‌​‌ ‍‌​‍ ‍‌‍‍‌‌‍ ​‍​‍​‍ ​​‍​‍‌‍‍​‌ ​‍‌‍‌‌‌‍‌‍​‍​‍​ ‍‍​‍​‍‌‍‍​‌ ‌​‌ ‌​‌ ​​​ ‍‍​‍ ​‍ ‌‍ ​‌‍ ‌‍​ ‌‍​‌‌‍ ​‌‍‍​‌‍ ‌ ​ ‌ ‌​​ ‍‍​ ​ ​ ​ ​ ​ ​ ​ ​‍ ‌‍‍‌‌‍ ‍‌ ‌​‌‍‌‌‌‍ ‍‌ ‌​​‍ ‌‍‌‌‌‍‌​‌‍‍‌‌ ‌​​‍ ‌‍ ‌‌‍ ‌‍‌​‌‍‌‌​ ‌‌ ​​‌ ​‍‌‍‌‌‌ ​ ‌‍‌‌‌‍ ‍‌ ‌​‌‍​‌‌ ‌​‌‍‍‌‌‍ ‌‍ ‍​ ‍ ‌‍‍‌‌‍‌​​ ‌​ ​‌‌‍‌​​ ​‌​ ​​‌‍​ ‌‍‌​​ ‍​​ ‌‍​‍ ‌‌‍​‌​ ‌‍​ ​ ​ ​‌​‍ ‌​ ‌​‌‍‌‍‌‍​‍​ ​‌​‍ ‌‌‍​‌​ ‌​‌‍‌‌‌‍‌​​‍ ‌​ ​‌​ ‌ ‌‍​‌​ ​‍‌‍​‌​ ​​​ ‌ ‌‍‌‍‌‍​‌​ ‌​​ ​​‌‍​‍​ ‍ ‌ ‌​‌ ‍‌‌ ​​‌‍‌‌​ ‌‌‍ ​‌‍‌‌‌‍‌ ‌‍​‌‌‍ ​‌‌​​‌‍​‌‌‍‌ ‌‍‌‌​ ‍ ‌ ​​‌‍​‌‌ ‌​‌‍‍​​ ‌‌‍​ ‌‍ ‌‍ ‍‌ ‌​‌‍‌‌‌‍ ‍‌ ‌​​‍‌‌​ ‌‌‌​​‍‌‌ ‌‍‍ ‌‍‌‌‌ ‍‌​‍‌‌​ ​ ‌​‌​​‍‌‌​ ​ ‌​‌​​‍‌‌​ ​‍​ ​‍​ ​‍‌‍‌​​ ‍​​ ​‍​ ​‍‌‍​ ​ ‌‍​ ‌ ‌‍‌‌‌‍‌‌​ ‍​​ ‌ ​‍‌‌​ ​‍​ ​‍​‍‌‌​ ‌‌‌​‌​​‍ ‍‌‍​ ‌‍‍​‌‍‍‌‌‍ ​‌‍‌​‌ ​‍‌‍‌‌‌‍ ‍​‍‌‌​ ‌‌‌​​‍‌‌ ‌‍‍ ‌‍‌‌‌ ‍‌​‍‌‌​ ​ ‌​‌​​‍‌‌​ ​ ‌​‌​​‍‌‌​ ​‍​ ​‍​ ​ ​ ‌‌‌‍‌‌‌‍‌‌​ ‌​​ ‌ ‌‍‌‌‌‍‌‍​ ‌​‌‍​‍‌‍​ ​ ​‌​‍‌‌​ ​‍​ ​‍​‍‌‌​ ‌‌‌​‌​​‍ ‍‌ ‌​‌‍‌‌‌ ‍​‌ ‌​​ ‌‍​‍‌‍​‌‌ ​ ‌‍‌‌‌‌‌‌‌ ​‍‌‍ ​​ ‌‌‍‍​‌ ‌​‌ ‌​‌ ​​​‍‌‌​ ​ ‌​​‌​‍‌‌​ ​‍‌​‌‍​‍‌‌​ ​‍‌​‌‍‌‍ ​‌‍ ‌‍​ ‌‍​‌‌‍ ​‌‍‍​‌‍ ‌ ​ ‌ ‌​​‍‌‌​ ​ ‌​​‌​ ​ ​ ​ ​ ​ ​ ​ ​‍‌‍‌‍‍‌‌‍‌​​ ‌​ ​‌‌‍‌​​ ​‌​ ​​‌‍​ ‌‍‌​​ ‍​​ ‌‍​‍ ‌‌‍​‌​ ‌‍​ ​ ​ ​‌​‍ ‌​ ‌​‌‍‌‍‌‍​‍​ ​‌​‍ ‌‌‍​‌​ ‌​‌‍‌‌‌‍‌​​‍ ‌​ ​‌​ ‌ ‌‍​‌​ ​‍‌‍​‌​ ​​​ ‌ ‌‍‌‍‌‍​‌​ ‌​​ ​​‌‍​‍​‍‌‍‌ ‌​‌ ‍‌‌ ​​‌‍‌‌​ ‌‌‍ ​‌‍‌‌‌‍‌ ‌‍​‌‌‍ ​‌‌​​‌‍​‌‌‍‌ ‌‍‌‌​‍‌‍‌ ​​‌‍​‌‌ ‌​‌‍‍​​ ‌‌‍​ ‌‍ ‌‍ ‍‌ ‌​‌‍‌‌‌‍ ‍‌ ‌​​‍‌‌​ ‌‌‌​​‍‌‌ ‌‍‍ ‌‍‌‌‌ ‍‌​‍‌‌​ ​ ‌​‌​​‍‌‌​ ​ ‌​‌​​‍‌‌​ ​‍​ ​‍​ ​‍‌‍‌​​ ‍​​ ​‍​ ​‍‌‍​ ​ ‌‍​ ‌ ‌‍‌‌‌‍‌‌​ ‍​​ ‌ ​‍‌‌​ ​‍​ ​‍​‍‌‌​ ‌‌‌​‌​​‍ ‍‌‍​ ‌‍‍​‌‍‍‌‌‍ ​‌‍‌​‌ ​‍‌‍‌‌‌‍ ‍​‍‌‌​ ‌‌‌​​‍‌‌ ‌‍‍ ‌‍‌‌‌ ‍‌​‍‌‌​ ​ ‌​‌​​‍‌‌​ ​ ‌​‌​​‍‌‌​ ​‍​ ​‍​ ​ ​ ‌‌‌‍‌‌‌‍‌‌​ ‌​​ ‌ ‌‍‌‌‌‍‌‍​ ‌​‌‍​‍‌‍​ ​ ​‌​‍‌‌​ ​‍​ ​‍​‍‌‌​ ‌‌‌​‌​​‍ ‍‌ ‌​‌‍‌‌‌ ‍​‌ ‌​​‍‌‍‌ ​​‌‍‌‌‌ ​‍‌ ​ ‌ ​​‌‍‌‌‌‍​ ‌ ‌​‌‍‍‌‌ ‌‍‌‍‌‌​ ‌‌ ​​‌ ‌‌‌‍​‍‌‍ ​‌‍‍‌‌ ​ ‌‍‍​‌‍‌‌‌‍‌​​‍​‍‌ ‌